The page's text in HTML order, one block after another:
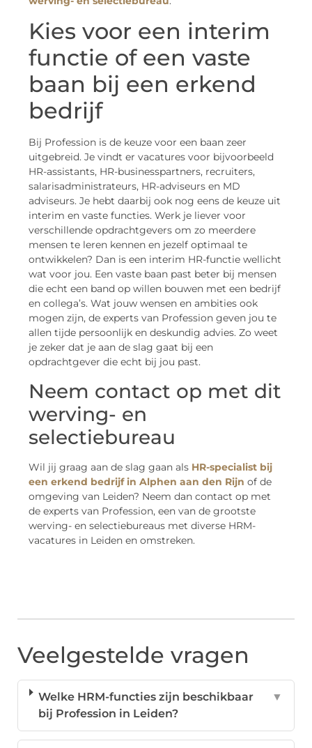
Kies voor een interim
functie of een vaste
baan bij een erkend
bedrijf
Bij Profession is de keuze voor een baan zeer
uitgebreid. Je vindt er vacatures voor bijvoorbeeld
HR-assistants, HR-businesspartners, recruiters,
salarisadministrateurs, HR-adviseurs en MD
adviseurs. Je hebt daarbij ook nog eens de keuze uit
interim en vaste functies. Werk je liever voor
verschillende opdrachtgevers om zo meerdere
mensen te leren kennen en jezelf optimaal te
ontwikkelen? Dan is een interim HR-functie wellicht
wat voor jou. Een vaste baan past beter bij mensen
die echt een band op willen bouwen met een bedrijf
en collega’s. Wat jouw wensen en ambities ook
mogen zijn, de experts van Profession geven jou te
allen tijde persoonlijk en deskundig advies. Zo weet
je zeker dat je aan de slag gaat bij een
opdrachtgever die echt bij jou past.
Neem contact op met dit
werving- en
selectiebureau
Wil jij graag aan de slag gaan als HR-specialist bij
een erkend bedrijf in Alphen aan den Rijn of de
omgeving van Leiden? Neem dan contact op met
de experts van Profession, een van de grootste
werving- en selectiebureaus met diverse HRM-
vacatures in Leiden en omstreken.
Veelgestelde vragen
Welke HRM-functies zijn beschikbaar
bij Profession in Leiden?
▼